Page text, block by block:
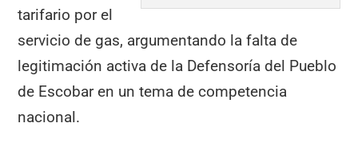
tarifario por el
servicio de gas, argumentando la falta de
legitimación activa de la Defensoría del Pueblo
de Escobar en un tema de competencia
nacional.